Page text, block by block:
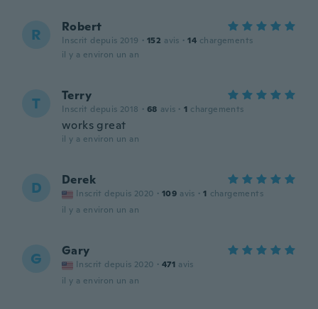
R Robert
Inscrit depuis 2019 · 152 avis · 14 chargements
il y a environ un an
T Terry
Inscrit depuis 2018 · 68 avis · 1 chargements
works great
il y a environ un an
D Derek
Inscrit depuis 2020 · 109 avis · 1 chargements
il y a environ un an
G Gary
Inscrit depuis 2020 · 471 avis
il y a environ un an